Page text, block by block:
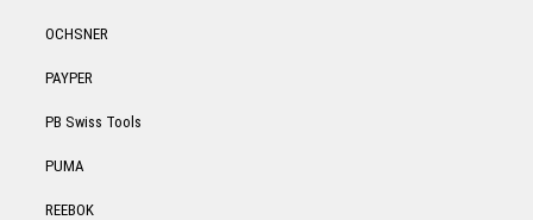
OCHSNER
PAYPER
PB Swiss Tools
PUMA
REEBOK